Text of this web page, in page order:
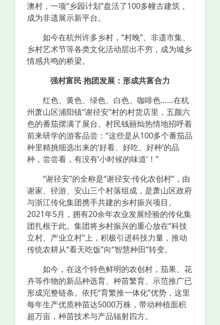
澳村，一项“乡园计划”盘活了100多幢古建筑，
成为非遗展示新平台。
如今在杭州许多乡村，“村晚”、非遗市集、
乡村艺术节等各类文化活动层出不穷，成为城乡
情感共鸣的桥梁。
强村富民 抱团发展：形成共富合力
红色、黄色、绿色、白色、咖啡色……在杭
州萧山区浦阳镇“谢径安”村的村货店里，五颜六
色的番茄摆满了展台。村民钱丽灿热情地招呼着
前来研学的游客品尝：“这些是从100多个番茄品
种里精挑细选出来的‘好看、好吃、好种’的品
种，尝尝看，有没有‘小时候的味道’！”
“谢径安”的全称是“谢径安·传化农创村”，由
谢家、径游、安山三个村落组成，是萧山区政府
与浙江传化集团携手共建的乡村振兴项目。
2021年5月，拥有20余年农业发展经验的传化集
团扎根于此。集团将乡村振兴的重心放在“科技
立村、产业立村”上，积极引进科技力量，推动
传统农耕从“看天吃饭”向“智慧种田”转变。
如今，在这个特色鲜明的农创村，茄果、花
卉等作物的新品种选育、种苗繁育、示范推广已
形成完整链条。依托“育繁推一体化”优势，这里
每年生产优质种苗达5000万株，带动种植面积
超万亩，种苗技术与产品辐射四方。